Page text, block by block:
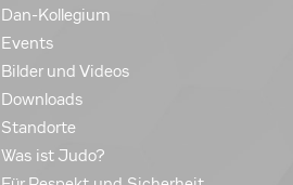
Dan-Kollegium
Events
Bilder und Videos
Downloads
Standorte
Was ist Judo?